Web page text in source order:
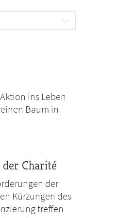
ins Leben
Baum in
Charité
der
Kürzungen des
treffen